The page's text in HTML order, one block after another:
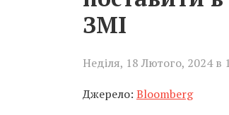
ЗМІ
Неділя, 18 Лютого, 2024 в
Джерело: Bloomberg